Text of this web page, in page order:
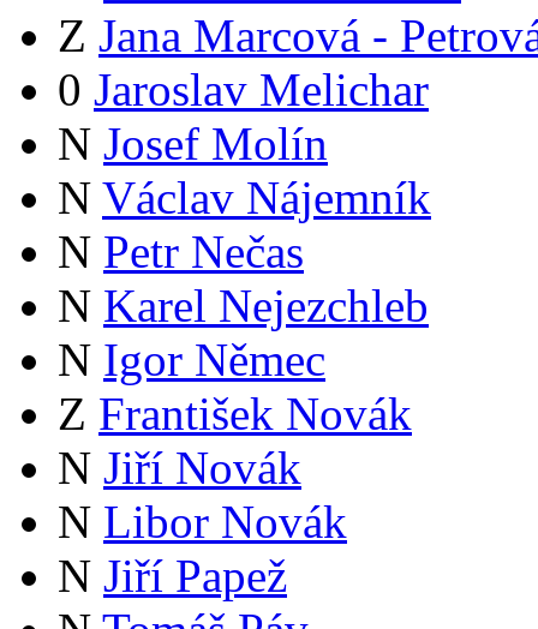
Z Jana Marcová -
0 Jaroslav Melichar
N Josef Molín
N Václav Nájemník
N Petr Nečas
N Karel Nejezchleb
N Igor Němec
Z František Novák
N Jiří Novák
N Libor Novák
N Jiří Papež